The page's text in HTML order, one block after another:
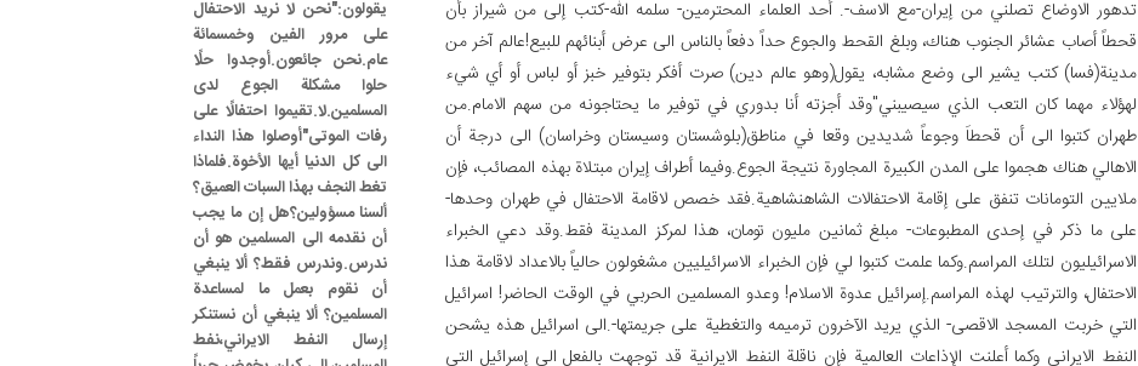
تدهور الاوضاع تصلني من إيران-مع الاسف-. أحد العلماء المحترمين- سلمه الله-كتب إلى من شيراز بأن
قحطاً أصاب عشائر الجنوب هناك، وبلغ القحط والجوع حداً دفعاً بالناس الى عرض أبنائهم للبيع!عالم آخر من
مدينة(فسا) كتب يشير الى وضع مشابه، يقول(وهو عالم دين) صرت أفكر بتوفير خبز أو لباس أو أي شي‏ء
لهؤلاء مهما كان التعب الذي سيصيبني"وقد أجزته أنا بدوري في توفير ما يحتاجونه من سهم الامام.من
طهران كتبوا الى أن قحطاَ وجوعاً شديدين وقعا في مناطق(بلوشستان وسيستان وخراسان) الى درجة أن
الاهالي هناك هجموا على المدن الكبيرة المجاورة نتيجة الجوع.وفيما أطراف إيران مبتلاة بهذه المصائب، فإن
ملايين التومانات تنفق على إقامة الاحتفالات الشاهنشاهية.فقد خصص لاقامة الاحتفال في طهران وحدها-
على ما ذكر في إحدى المطبوعات- مبلغ ثمانين مليون تومان، هذا لمركز المدينة فقط.وقد دعي الخبراء
الاسرائيليون لتلك المراسم.وكما علمت كتبوا لي فإن الخبراء الاسرائيليين مشغولون حالياً بالاعداد لاقامة هذا
الاحتفال، والترتيب لهذه المراسم.إسرائيل عدوة الاسلام! وعدو المسلمين الحربي في الوقت الحاضر! اسرائيل
التي خربت المسجد الاقصى- الذي يريد الآخرون ترميمه والتغطية على جريمتها-.الى اسرائيل هذه يشحن
النفط الايراني وكما أعلنت الإذاعات العالمية فإن ناقلة النفط الايرانية قد توجهت بالفعل الى إسرائيل التي
يقولون:"نحن لا نريد الاحتفال
على مرور الفين وخمسمائة
عام.نحن جائعون.أوجدوا حلًا
حلوا مشكلة الجوع لدى
المسلمين.لا.تقيموا احتفالًا على
رفات الموتى"أوصلوا هذا النداء
الى كل الدنيا أيها الأخوة.فلماذا
تغط النجف بهذا السبات العميق؟
ألسنا مسؤولين؟هل إن ما يجب
أن نقدمه الى المسلمين هو أن
ندرس.وندرس فقط؟ ألا ينبغي
أن نقوم بعمل ما لمساعدة
المسلمين؟ ألا ينبغي أن نستنكر
إرسال النفط الايراني،نفط